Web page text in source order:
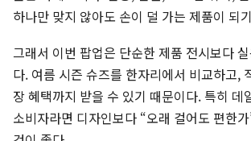
하나만 맞지 않아도 손이 덜 가는 제품이 되
그래서 이번 팝업은 단순한 제품 전시보다
다. 여름 시즌 슈즈를 한자리에서 비교하고,
장 혜택까지 받을 수 있기 때문이다. 특히 데
소비자라면 디자인보다 “오래 걸어도 편한